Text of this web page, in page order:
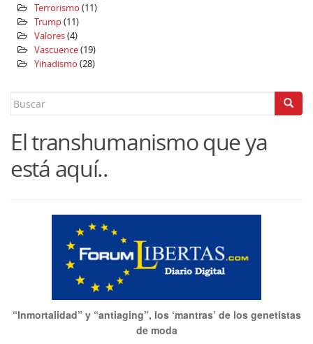
Terrorismo (11)
Trump(11)
Valores(4)
Vascuence(19)
Yihadismo (28)
for:
El transhumanismo que ya
está aquí..
“Inmortalidad” y “antiaging”, los ‘mantras’ de los genetistas
de moda